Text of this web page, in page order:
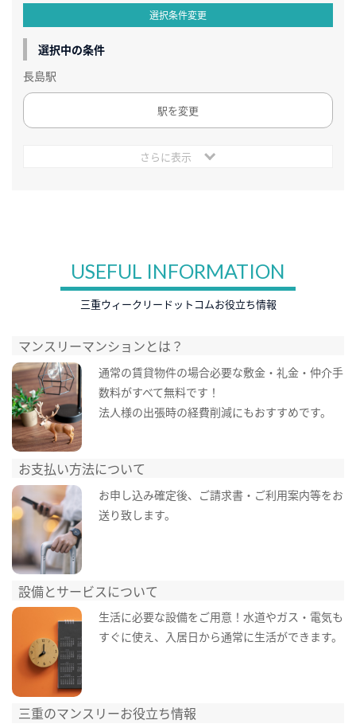
選択条件変更
選択中の条件
長島駅
駅を変更
さらに表示
USEFUL INFORMATION
三重ウィークリードットコムお役立ち情報
マンスリーマンションとは？
通常の賃貸物件の場合必要な敷金・礼金・仲介手
数料がすべて無料です！
法人様の出張時の経費削減にもおすすめです。
お支払い方法について
お申し込み確定後、ご請求書・ご利用案内等をお
送り致します。
設備とサービスについて
生活に必要な設備をご用意！水道やガス・電気も
すぐに使え、入居日から通常に生活ができます。
三重のマンスリーお役立ち情報